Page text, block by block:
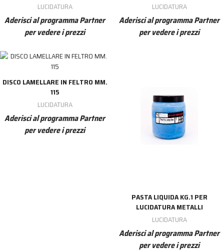
LUCIDATURA
Aderisci al programma Partner
per vedere i prezzi
LUCIDATURA
Aderisci al programma Partner
per vedere i prezzi
DISCO LAMELLARE IN FELTRO MM.
115
LUCIDATURA
Aderisci al programma Partner
per vedere i prezzi
PASTA LIQUIDA KG.1 PER
LUCIDATURA METALLI
LUCIDATURA
Aderisci al programma Partner
per vedere i prezzi